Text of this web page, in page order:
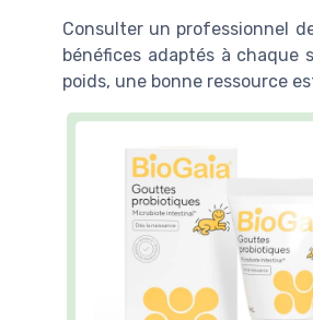
Consulter un professionnel
bénéfices adaptés à chaque
poids, une bonne ressource